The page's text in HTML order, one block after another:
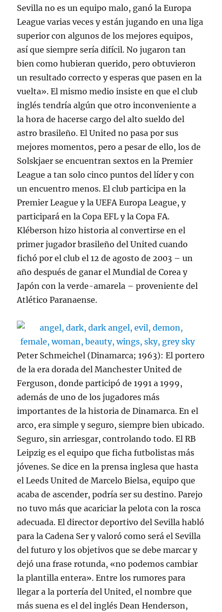
Sevilla no es un equipo malo, ganó la Europa
League varias veces y están jugando en una liga
superior con algunos de los mejores equipos,
así que siempre sería difícil. No jugaron tan
bien como hubieran querido, pero obtuvieron
un resultado correcto y esperas que pasen en la
vuelta». El mismo medio insiste en que el club
inglés tendría algún que otro inconveniente a
la hora de hacerse cargo del alto sueldo del
astro brasileño. El United no pasa por sus
mejores momentos, pero a pesar de ello, los de
Solskjaer se encuentran sextos en la Premier
League a tan solo cinco puntos del líder y con
un encuentro menos. El club participa en la
Premier League y la UEFA Europa League, y
participará en la Copa EFL y la Copa FA.
Kléberson hizo historia al convertirse en el
primer jugador brasileño del United cuando
fichó por el club el 12 de agosto de 2003 – un
año después de ganar el Mundial de Corea y
Japón con la verde-amarela – proveniente del
Atlético Paranaense.
Peter Schmeichel (Dinamarca; 1963): El portero
de la era dorada del Manchester United de
Ferguson, donde participó de 1991 a 1999,
además de uno de los jugadores más
importantes de la historia de Dinamarca. En el
arco, era simple y seguro, siempre bien ubicado.
Seguro, sin arriesgar, controlando todo. El RB
Leipzig es el equipo que ficha futbolistas más
jóvenes. Se dice en la prensa inglesa que hasta
el Leeds United de Marcelo Bielsa, equipo que
acaba de ascender, podría ser su destino. Parejo
no tuvo más que acariciar la pelota con la rosca
adecuada. El director deportivo del Sevilla habló
para la Cadena Ser y valoró como será el Sevilla
del futuro y los objetivos que se debe marcar y
dejó una frase rotunda, «no podemos cambiar
la plantilla entera». Entre los rumores para
llegar a la portería del United, el nombre que
más suena es el del inglés Dean Henderson,